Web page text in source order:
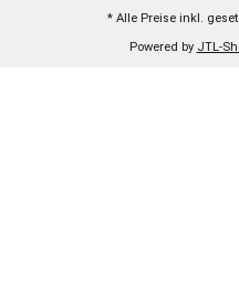
* Alle Preise inkl.
Powered by JTL-